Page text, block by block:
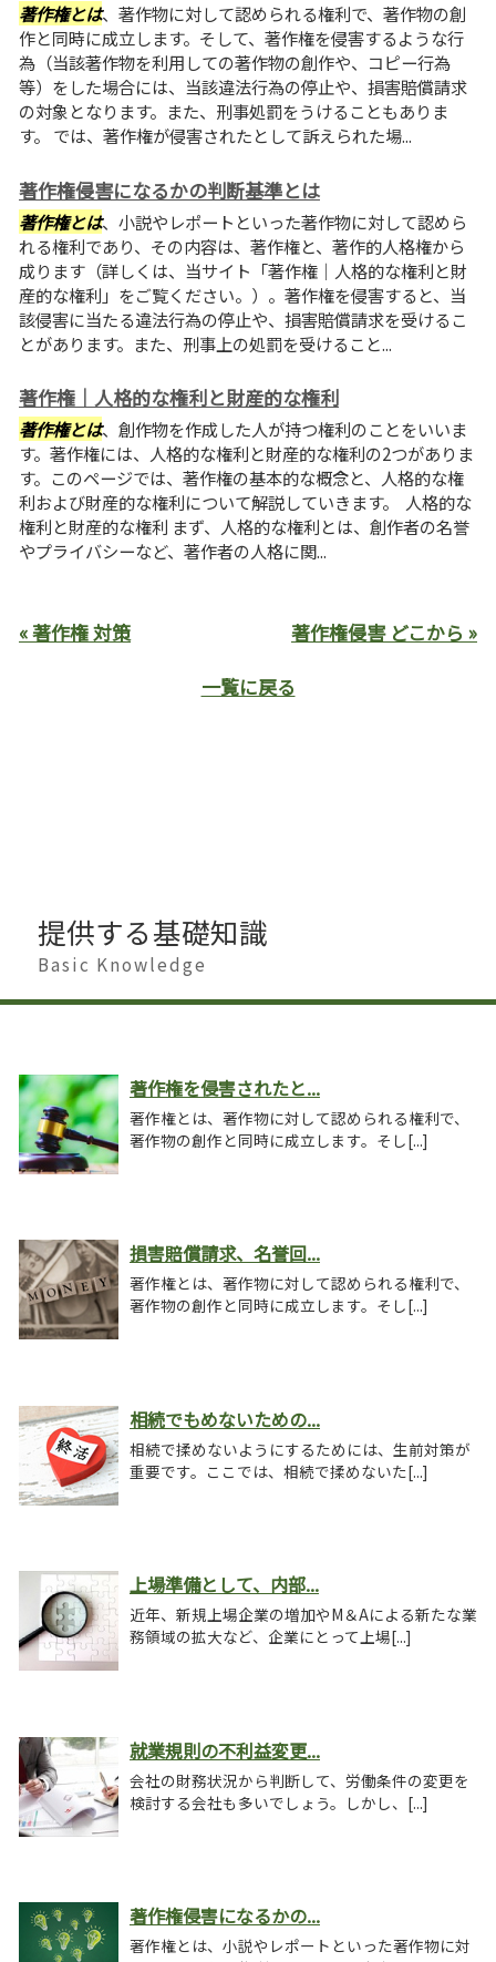
著作権とは、著作物に対して認められる権利で、著作物の創
作と同時に成立します。そして、著作権を侵害するような行
為（当該著作物を利用しての著作物の創作や、コピー行為
等）をした場合には、当該違法行為の停止や、損害賠償請求
の対象となります。また、刑事処罰をうけることもありま
す。 では、著作権が侵害されたとして訴えられた場...
著作権侵害になるかの判断基準とは
著作権とは、小説やレポートといった著作物に対して認めら
れる権利であり、その内容は、著作権と、著作的人格権から
成ります（詳しくは、当サイト「著作権｜人格的な権利と財
産的な権利」をご覧ください。）。著作権を侵害すると、当
該侵害に当たる違法行為の停止や、損害賠償請求を受けるこ
とがあります。また、刑事上の処罰を受けること...
著作権｜人格的な権利と財産的な権利
著作権とは、創作物を作成した人が持つ権利のことをいいま
す。著作権には、人格的な権利と財産的な権利の2つがありま
す。このページでは、著作権の基本的な概念と、人格的な権
利および財産的な権利について解説していきます。 人格的な
権利と財産的な権利 まず、人格的な権利とは、創作者の名誉
やプライバシーなど、著作者の人格に関...
« 著作権 対策
著作権侵害 どこから »
一覧に戻る
提供する基礎知識
Basic Knowledge
著作権を侵害されたと...
著作権とは、著作物に対して認められる権利で、
著作物の創作と同時に成立します。そし[...]
損害賠償請求、名誉回...
著作権とは、著作物に対して認められる権利で、
著作物の創作と同時に成立します。そし[...]
相続でもめないための...
相続で揉めないようにするためには、生前対策が
重要です。ここでは、相続で揉めないた[...]
上場準備として、内部...
近年、新規上場企業の増加やM＆Aによる新たな業
務領域の拡大など、企業にとって上場[...]
就業規則の不利益変更...
会社の財務状況から判断して、労働条件の変更を
検討する会社も多いでしょう。しかし、[...]
著作権侵害になるかの...
著作権とは、小説やレポートといった著作物に対